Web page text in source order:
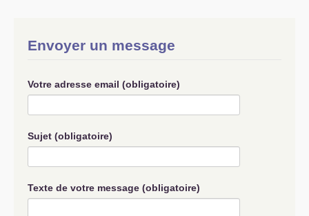
Envoyer un message
Votre adresse email (obligatoire)
Sujet (obligatoire)
Texte de votre message (obligatoire)